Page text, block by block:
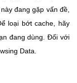
đang gặp vấn đề,
loại bớt cache, hãy
đang dùng. Đối với
Data.